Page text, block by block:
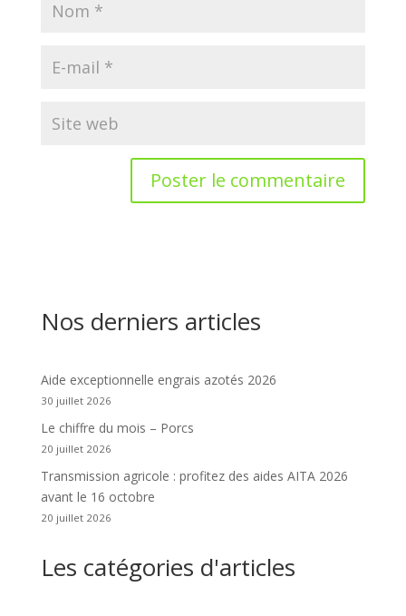
Nos derniers articles
Aide exceptionnelle engrais azotés 2026
30 juillet 2026
Le chiffre du mois – Porcs
20 juillet 2026
Transmission agricole : profitez des aides AITA 2026
avant le 16 octobre
20 juillet 2026
Les catégories d'articles